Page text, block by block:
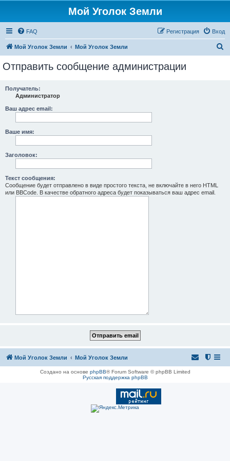
Мой Уголок Земли
FAQ Вход
Регистрация
Мой Уголок Земли Мой Уголок Земли
Отправить сообщение администрации
Получатель:
Администратор
Ваш адрес email:
Ваше имя:
Заголовок:
Текст сообщения:
Сообщение будет отправлено в виде простого текста, не включайте в него HTML
или BBCode. В качестве обратного адреса будет показываться ваш адрес email.
Мой Уголок Земли Мой Уголок Земли
Создано на основе phpBB® Forum Software © phpBB Limited
Русская поддержка phpBB